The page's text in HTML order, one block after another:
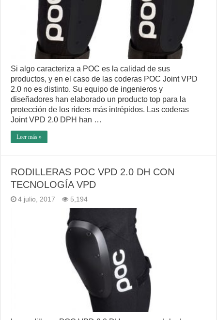
Si algo caracteriza a POC es la calidad de sus
productos, y en el caso de las coderas POC Joint VPD
2.0 no es distinto. Su equipo de ingenieros y
diseñadores han elaborado un producto top para la
protección de los riders más intrépidos. Las coderas
Joint VPD 2.0 DPH han …
Leer más »
RODILLERAS POC VPD 2.0 DH CON
TECNOLOGÍA VPD
4 julio, 2017 5,194